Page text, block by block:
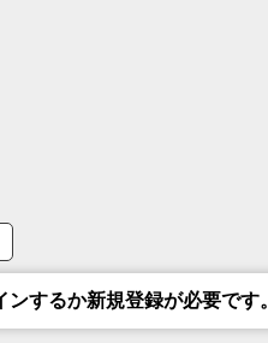
するか新規登録が必要です。